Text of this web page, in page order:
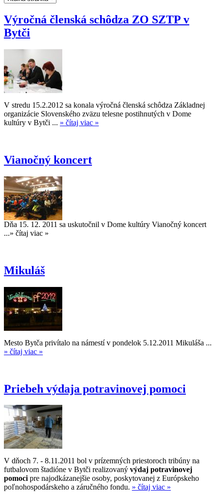
Výročná členská schôdza ZO SZTP v
Bytči
V stredu 15.2.2012 sa konala výročná členská schôdza Základnej
organizácie Slovenského zväzu telesne postihnutých v Dome
kultúry v Bytči ... » čítaj viac »
Vianočný koncert
Dňa 15. 12. 2011 sa uskutočnil v Dome kultúry Vianočný koncert
...» čítaj viac »
Mikuláš
Mesto Bytča privítalo na námestí v pondelok 5.12.2011 Mikuláša ...
» čítaj viac »
Priebeh výdaja potravinovej pomoci
V dňoch 7. - 8.11.2011 bol v prízemných priestoroch tribúny na
futbalovom štadióne v Bytči realizovaný výdaj potravinovej
pomocipre najodkázanejšie osoby, poskytovanej z Európskeho
poľnohospodárskeho a záručného fondu. » čítaj viac »